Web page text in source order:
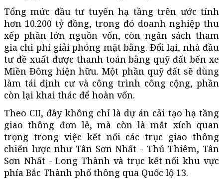
Tổng mức đầu tư tuyến hạ tầng trên ước tính
hơn 10.200 tỷ đồng, trong đó doanh nghiệp thu
xếp phần lớn nguồn vốn, còn ngân sách tham
gia chi phí giải phóng mặt bằng. Đổi lại, nhà đầu
tư đề xuất được thanh toán bằng quỹ đất bến xe
Miền Đông hiện hữu. Một phần quỹ đất sẽ dùng
làm tái định cư và công trình công cộng, phần
còn lại khai thác để hoàn vốn.
Theo CII, đây không chỉ là dự án cải tạo hạ tầng
giao thông đơn lẻ, mà còn là mắt xích quan
trọng trong việc kết nối các trục giao thông
chiến lược như Tân Sơn Nhất - Thủ Thiêm, Tân
Sơn Nhất - Long Thành và trục kết nối khu vực
phía Bắc Thành phố thông qua Quốc lộ 13.